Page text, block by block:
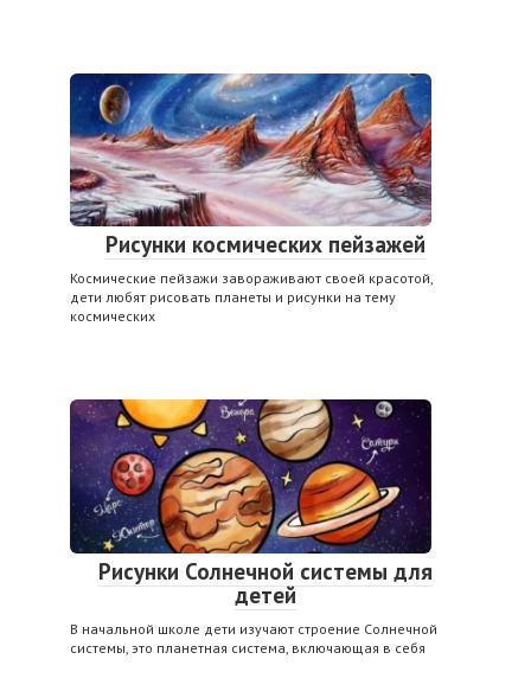
Рисунки космических пейзажей
Космические пейзажи завораживают своей красотой,
дети любят рисовать планеты и рисунки на тему
космических
Рисунки Солнечной системы для
детей
В начальной школе дети изучают строение Солнечной
системы, это планетная система, включающая в себя